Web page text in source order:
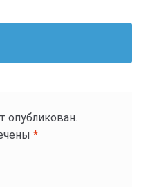
опубликован.
*